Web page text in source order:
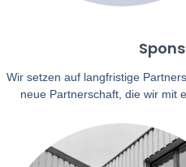
Wir setzen auf langfristige
neue Partnerschaft, die wir mit